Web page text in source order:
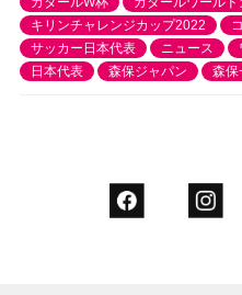
キリンチャレンジカップ2022
サッカー日本代表
ニュース
日本代表
森保ジャパン 森保